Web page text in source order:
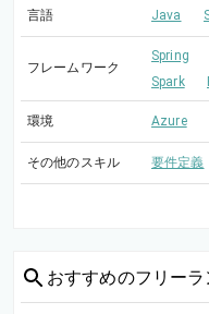
言語 Java
フレームワーク
Spring
Spark
環境 Azure
その他のスキル 要件定義
おすすめのフリー